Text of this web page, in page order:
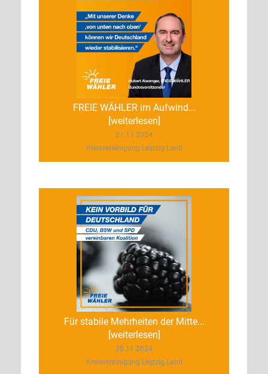
FREIE WÄHLER im Aufwind...
[weiterlesen]
21.11.2024
Kreisvereinigung Leipzig Land
Für stabile Mehrheiten der Mitte...
[weiterlesen]
20.11.2024
Kreisvereinigung Leipzig Land